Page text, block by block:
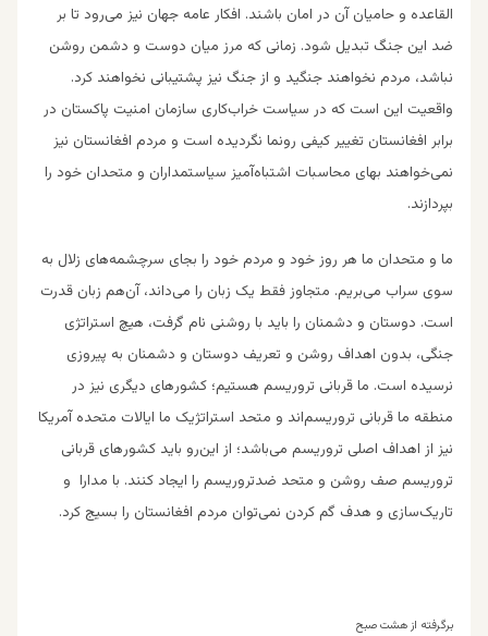
القاعده و حامیان آن در امان باشند. افکار عامه جهان نیز می‌رود تا بر
ضد این جنگ تبدیل شود. زمانی که مرز میان دوست و دشمن روشن
نباشد، مردم نخواهند جنگید و از جنگ نیز پشتیبانی نخواهند کرد.
واقعیت این است که در سیاست خراب‌کاری سازمان امنیت پاکستان در
برابر افغانستان تغییر کیفی رونما نگردیده است و مردم افغانستان نیز
نمی‌خواهند بهای محاسبات اشتباه‌آمیز سیاستمداران و متحدان خود را
بپردازند.
ما و متحدان ما هر روز خود و مردم خود را بجای سرچشمه‌های زلال به
سوی سراب می‌بریم. متجاوز فقط یک زبان را می‌داند، آن‌هم زبان قدرت
است. دوستان و دشمنان را باید با روشنی نام گرفت، هیچ استراتژی
جنگی، بدون اهداف روشن و تعریف دوستان و دشمنان به پیروزی
نرسیده است. ما قربانی تروریسم هستیم؛ کشور‌های دیگری نیز در
منطقه ما قربانی تروریسم‌اند و متحد استراتژیک ما ایالات متحده آمریکا
نیز از اهداف اصلی تروریسم می‌باشد؛ از این‌رو باید کشور‌های قربانی
تروریسم صف روشن و متحد ضدتروریسم را ایجاد کنند. با مدارا و
تاریک‌سازی و هدف گم کردن نمی‌توان مردم افغانستان را بسیج کرد.
برگرفته از هشت صبح